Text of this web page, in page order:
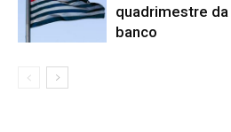
quadrimestre
banco